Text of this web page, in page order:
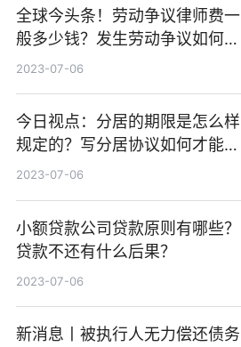
全球今头条！劳动争议律师费一
般多少钱？发生劳动争议如何算
工资？
2023-07-06
今日视点：分居的期限是怎么样
规定的？写分居协议如何才能有
效？
2023-07-06
小额贷款公司贷款原则有哪些？
贷款不还有什么后果？
2023-07-06
新消息丨被执行人无力偿还债务